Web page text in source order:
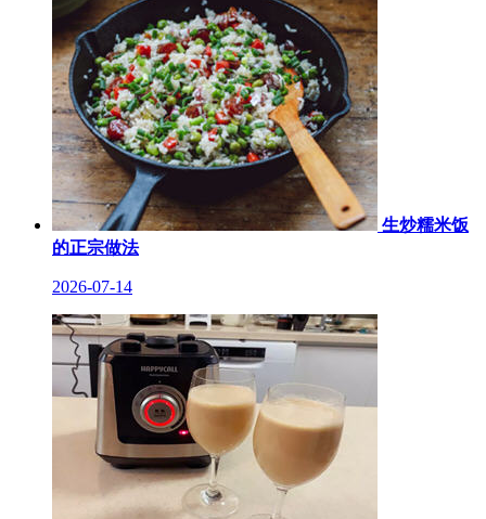
生炒糯米饭
的正宗做法
2026-07-14